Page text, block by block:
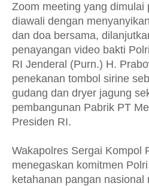
Zoom meeting yang dimulai
diawali dengan
dan doa bersama,
penayangan video bakti
RI Jenderal (Purn.) H.
penekanan tombol sirine
gudang dan dryer jagung
pembangunan Pabrik PT
Presiden RI.
Wakapolres Sergai Kompol
menegaskan komitmen
ketahanan pangan